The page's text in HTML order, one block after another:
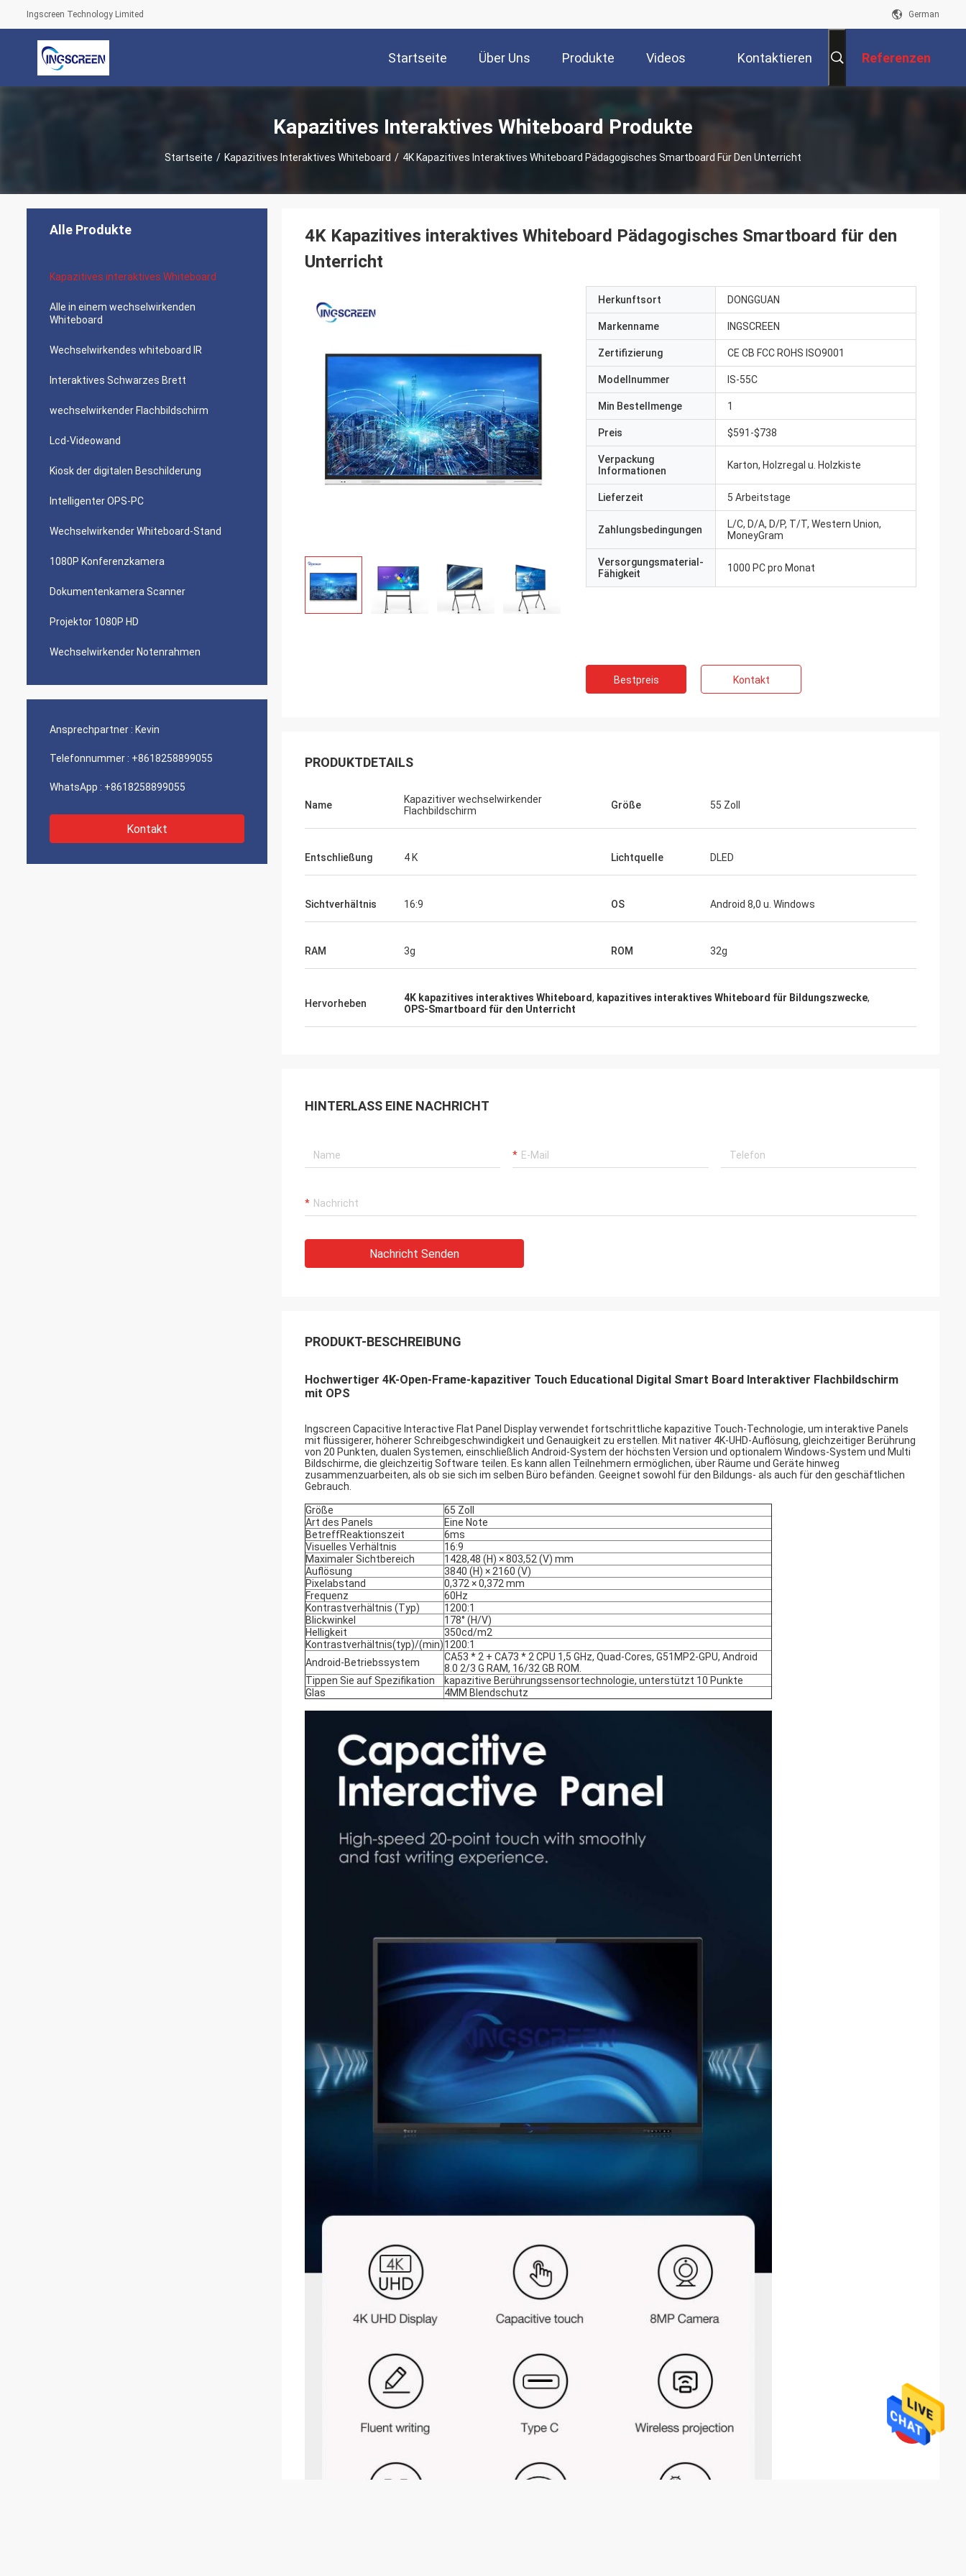
Ingscreen Technology Limited German
Startseite Über Uns Produkte Videos Kontaktieren Referenzen
Kapazitives Interaktives Whiteboard Produkte
Startseite / Kapazitives Interaktives Whiteboard / 4K Kapazitives Interaktives Whiteboard Pädagogisches Smartboard Für Den Unterricht
Alle Produkte
Kapazitives interaktives Whiteboard
Alle in einem wechselwirkenden
Whiteboard
Wechselwirkendes whiteboard IR
Interaktives Schwarzes Brett
wechselwirkender Flachbildschirm
Lcd-Videowand
Kiosk der digitalen Beschilderung
Intelligenter OPS-PC
Wechselwirkender Whiteboard-Stand
1080P Konferenzkamera
Dokumentenkamera Scanner
Projektor 1080P HD
Wechselwirkender Notenrahmen
Ansprechpartner : Kevin
Telefonnummer : +8618258899055
WhatsApp : +8618258899055
Kontakt
4K Kapazitives interaktives Whiteboard Pädagogisches Smartboard für den
Unterricht
Herkunftsort DONGGUAN
Markenname INGSCREEN
Zertifizierung CE CB FCC ROHS ISO9001
Modellnummer IS-55C
Min Bestellmenge 1
Preis $591-$738
Verpackung
Informationen
Karton, Holzregal u. Holzkiste
Lieferzeit 5 Arbeitstage
Zahlungsbedingungen
L/C, D/A, D/P, T/T, Western Union,
MoneyGram
Versorgungsmaterial-
Fähigkeit
1000 PC pro Monat
Bestpreis Kontakt
PRODUKTDETAILS
Name
Kapazitiver wechselwirkender
Flachbildschirm
Größe 55 Zoll
Entschließung 4 K Lichtquelle DLED
Sichtverhältnis 16:9 OS Android 8,0 u. Windows
RAM 3g ROM 32g
Hervorheben 4K kapazitives interaktives Whiteboard, kapazitives interaktives Whiteboard für Bildungszwecke,
OPS-Smartboard für den Unterricht
HINTERLASS EINE NACHRICHT
Nachricht Senden
PRODUKT-BESCHREIBUNG
Hochwertiger 4K-Open-Frame-kapazitiver Touch Educational Digital Smart Board Interaktiver Flachbildschirm
mit OPS
Ingscreen Capacitive Interactive Flat Panel Display verwendet fortschrittliche kapazitive Touch-Technologie, um interaktive Panels
mit flüssigerer, höherer Schreibgeschwindigkeit und Genauigkeit zu erstellen. Mit nativer 4K-UHD-Auflösung, gleichzeitiger Berührung
von 20 Punkten, dualen Systemen, einschließlich Android-System der höchsten Version und optionalem Windows-System und Multi
Bildschirme, die gleichzeitig Software teilen. Es kann allen Teilnehmern ermöglichen, über Räume und Geräte hinweg
zusammenzuarbeiten, als ob sie sich im selben Büro befänden. Geeignet sowohl für den Bildungs- als auch für den geschäftlichen
Gebrauch.
Größe
65 Zoll
Art des Panels
Eine Note
BetreffReaktionszeit
6ms
Visuelles Verhältnis
16:9
Maximaler Sichtbereich
1428,48 (H) × 803,52 (V) mm
Auflösung
3840 (H) × 2160 (V)
Pixelabstand
0,372 × 0,372 mm
Frequenz
60Hz
Kontrastverhältnis (Typ)
1200:1
Blickwinkel
178° (H/V)
Helligkeit
350cd/m2
Kontrastverhältnis(typ)/(min)1200:1
Android-Betriebssystem
CA53 * 2 + CA73 * 2 CPU 1,5 GHz, Quad-Cores, G51MP2-GPU, Android
8.0 2/3 G RAM, 16/32 GB ROM.
Tippen Sie auf Spezifikation
kapazitive Berührungssensortechnologie, unterstützt 10 Punkte
Glas
4MM Blendschutz